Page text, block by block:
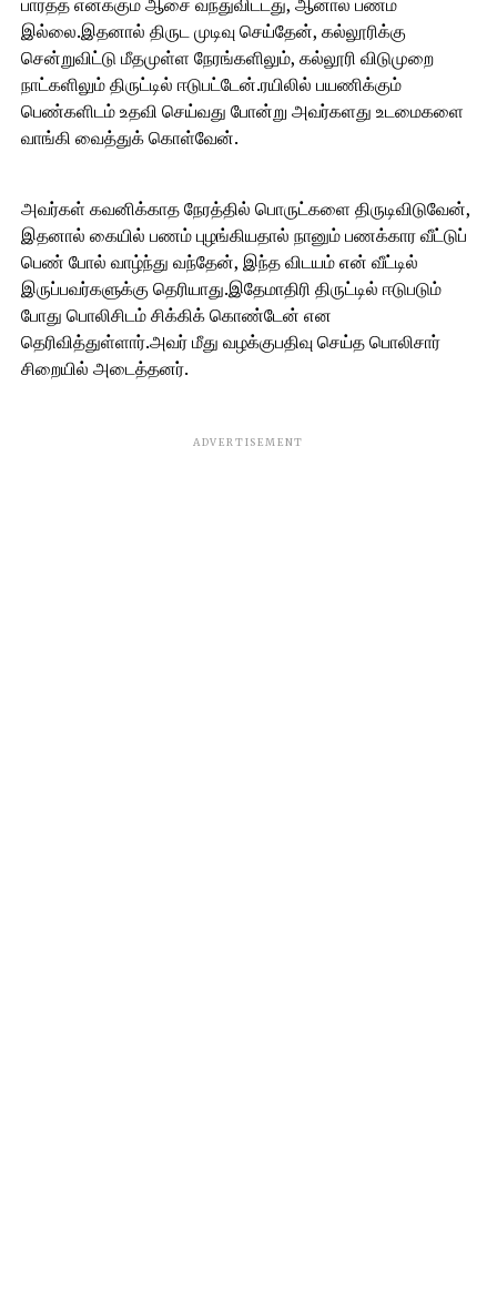
இல்லை.இதனால் திருட முடிவு செய்தேன், கல்லூரிக்கு
சென்றுவிட்டு மீதமுள்ள நேரங்களிலும், கல்லூரி விடுமுறை
நாட்களிலும் திருட்டில் ஈடுபட்டேன்.ரயிலில் பயணிக்கும்
பெண்களிடம் உதவி செய்வது போன்று அவர்களது உடமைகளை
வாங்கி வைத்துக் கொள்வேன்.
அவர்கள் கவனிக்காத நேரத்தில் பொருட்களை திருடிவிடுவேன்,
இதனால் கையில் பணம் புழங்கியதால் நானும் பணக்கார வீட்டுப்
பெண் போல் வாழ்ந்து வந்தேன், இந்த விடயம் என் வீட்டில்
இருப்பவர்களுக்கு தெரியாது.இதேமாதிரி திருட்டில் ஈடுபடும்
போது பொலிசிடம் சிக்கிக் கொண்டேன் என
தெரிவித்துள்ளார்.அவர் மீது வழக்குபதிவு செய்த பொலிசார்
சிறையில் அடைத்தனர்.
ADVERTISEMENT